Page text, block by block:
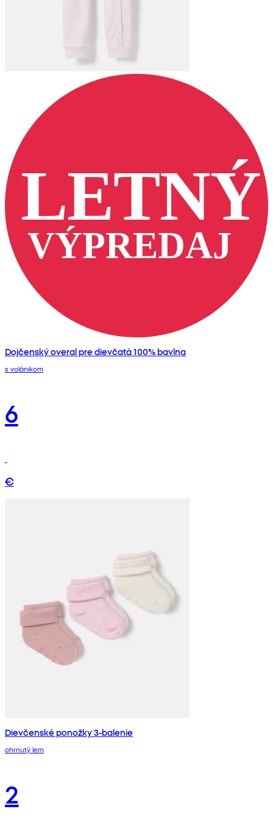
Dojčenský overal pre dievčatá 100% bavlna
s volánikom
6
€
Dievčenské ponožky 3-balenie
ohrnutý lem
2